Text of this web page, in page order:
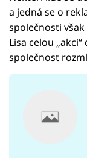
a jedná se o
společnosti
Lisa celou
společnost